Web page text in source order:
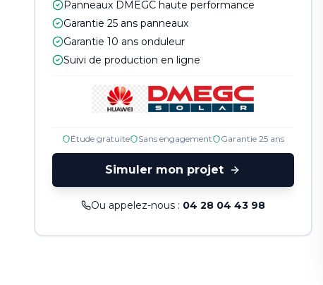
Panneaux DMEGC haute performance
Garantie 25 ans panneaux
Garantie 10 ans onduleur
Suivi de production en ligne
Étude gratuite Sans engagement Garantie 25 ans
Simuler mon projet
Ou appelez-nous : 04 28 04 43 98